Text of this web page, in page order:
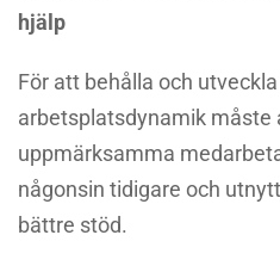
hjälp
För att behålla och
arbetsplatsdynamik måste
uppmärksamma
någonsin tidigare och
bättre stöd.